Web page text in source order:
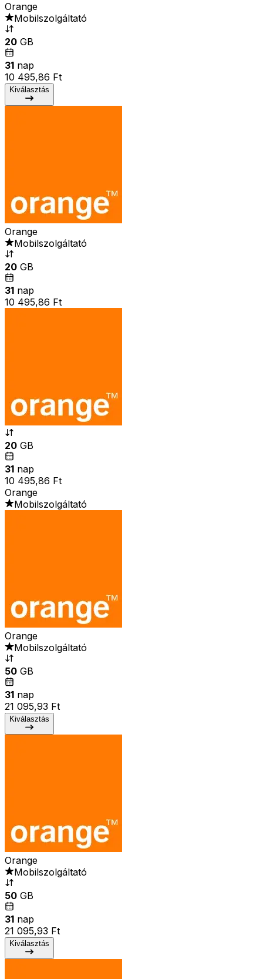
Orange
Mobilszolgáltató
20 GB
31 nap
10 495,86 Ft
Kiválasztás
Orange
Mobilszolgáltató
20 GB
31 nap
10 495,86 Ft
20 GB
31 nap
10 495,86 Ft
Orange
Mobilszolgáltató
Orange
Mobilszolgáltató
50 GB
31 nap
21 095,93 Ft
Kiválasztás
Orange
Mobilszolgáltató
50 GB
31 nap
21 095,93 Ft
Kiválasztás